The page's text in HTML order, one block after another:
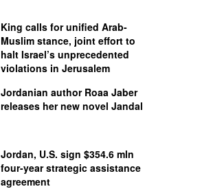
King calls for unified Arab-
Muslim stance, joint effort to
halt Israel’s unprecedented
violations in Jerusalem
Jordanian author Roaa Jaber
releases her new novel Jandal
Jordan, U.S. sign $354.6 mln
four-year strategic assistance
agreement